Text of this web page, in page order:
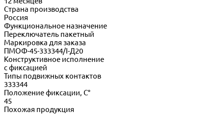
Страна производства
Россия
Функциональное назначение
Переключатель пакетный
Маркировка для заказа
ПМОФ-45-333344/I-Д20
Конструктивное исполнение
с фиксацией
Типы подвижных контактов
333344
Положение фиксации, С°
45
Похожая продукция